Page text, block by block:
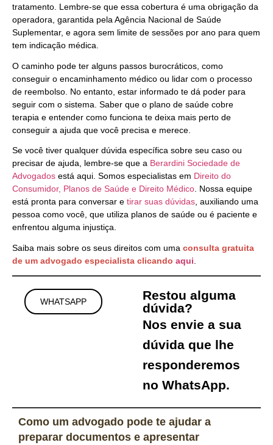
tratamento. Lembre-se que essa cobertura é uma obrigação da
operadora, garantida pela Agência Nacional de Saúde
Suplementar, e agora sem limite de sessões por ano para quem
tem indicação médica.
O caminho pode ter alguns passos burocráticos, como
conseguir o encaminhamento médico ou lidar com o processo
de reembolso. No entanto, estar informado te dá poder para
seguir com o sistema. Saber que o plano de saúde cobre
terapia e entender como funciona te deixa mais perto de
conseguir a ajuda que você precisa e merece.
Se você tiver qualquer dúvida específica sobre seu caso ou
precisar de ajuda, lembre-se que a Berardini Sociedade de
Advogados está aqui. Somos especialistas em Direito do
Consumidor, Planos de Saúde e Direito Médico. Nossa equipe
está pronta para conversar e tirar suas dúvidas, auxiliando uma
pessoa como você, que utiliza planos de saúde ou é paciente e
enfrentou alguma injustiça.
Saiba mais sobre os seus direitos com uma consulta gratuita
de um advogado especialista clicando aqui
WHATSAPP
Restou alguma
dúvida?
Nos envie a sua
dúvida que lhe
responderemos
no WhatsApp.
Como um advogado pode te ajudar a
preparar documentos e apresentar